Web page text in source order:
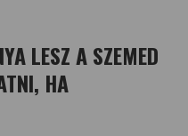
LESZ A SZEMED
HA